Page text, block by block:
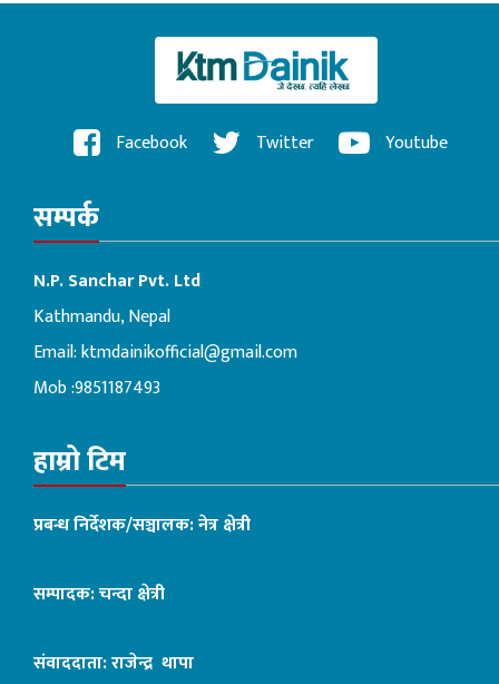
Facebook Twitter Youtube
सम्पर्क
N.P. Sanchar Pvt. Ltd
Kathmandu, Nepal
Email:ktmdainikofficial@gmail.com
Mob :9851187493
हाम्रो टिम
प्रबन्ध निर्देशक/सञ्चालक: नेत्र क्षेत्री
सम्पादक: चन्दा क्षेत्री
संवाददाता: राजेन्द्र थापा